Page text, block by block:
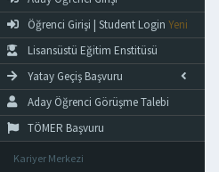
Öğrenci Girişi | Student Login Yeni
Lisansüstü Eğitim Enstitüsü
Yatay Geçiş Başvuru
Aday Öğrenci Görüşme Talebi
TÖMER Başvuru
Kariyer Merkezi